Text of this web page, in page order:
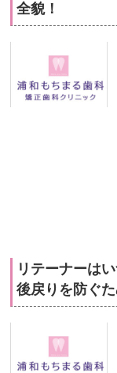
全貌！
リテーナーは
後戻りを防ぐ